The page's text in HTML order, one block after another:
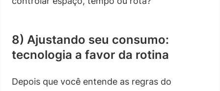
8) Ajustando seu consumo:
tecnologia a favor da rotina
Depois que você entende as regras do